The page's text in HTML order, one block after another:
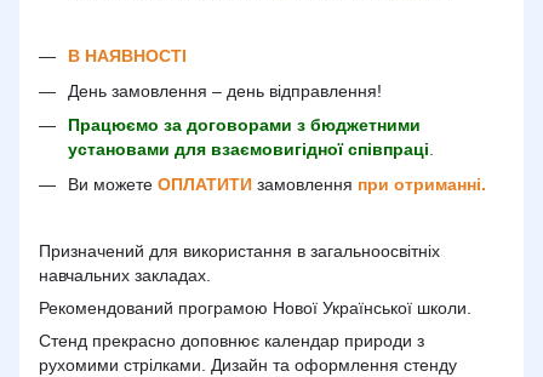
В НАЯВНОСТІ
День замовлення – день відправлення!
Працюємо за договорами з бюджетними
установами для взаємовигідної співпраці
Ви можете ОПЛАТИТИ замовлення при отриманні.
Призначений для використання в загальноосвітніх
навчальних закладах.
Рекомендований програмою Нової Української школи.
Стенд прекрасно доповнює календар природи з
рухомими стрілками. Дизайн та оформлення стенду